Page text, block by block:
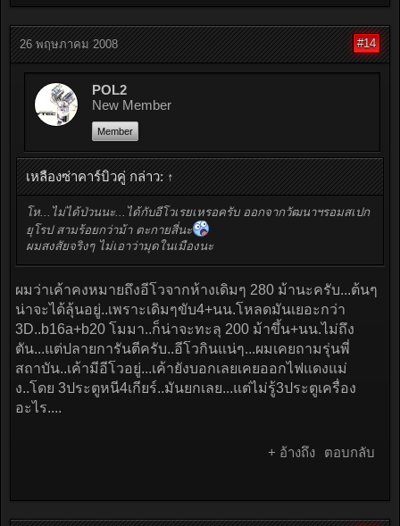
26 พฤษภาคม 2008 #14
POL2
New Member
Member
เหลืองซ่าคาร์บิวคู่ กล่าว: ↑
โห...ไม่ได้ป่วนนะ...ได้กับอีโวเรยเหรอครับ ออกจากวัฒนาฯรอมสเปก
ยุโรป สามร้อยกว่าม้า ตะกายสี่นะ
ผมสงสัยจริงๆ ไม่เอาว่ามุดในเมืองนะ
ผมว่าเค้าคงหมายถึงอีโวจากห้างเดิมๆ 280 ม้านะครับ...ต้นๆ
น่าจะได้ลุ้นอยู่..เพราะเดิมๆขับ4+นน.โหลดมันเยอะกว่า
3D..b16a+b20 โมมา..ก็น่าจะทะลุ 200 ม้าขึ้น+นน.ไม่ถึง
ตัน...แต่ปลายการันตีครับ..อีโวกินแน่ๆ...ผมเคยถามรุ่นพี่
สถาบัน..เค้ามีอีโวอยู่...เค้ายังบอกเลยเคยออกไฟแดงแม่
ง..โดย 3ประตูหนี4เกียร์..มันยกเลย...แต่ไม่รู้3ประตูเครื่อง
อะไร....
+ อ้างถึง ตอบกลับ